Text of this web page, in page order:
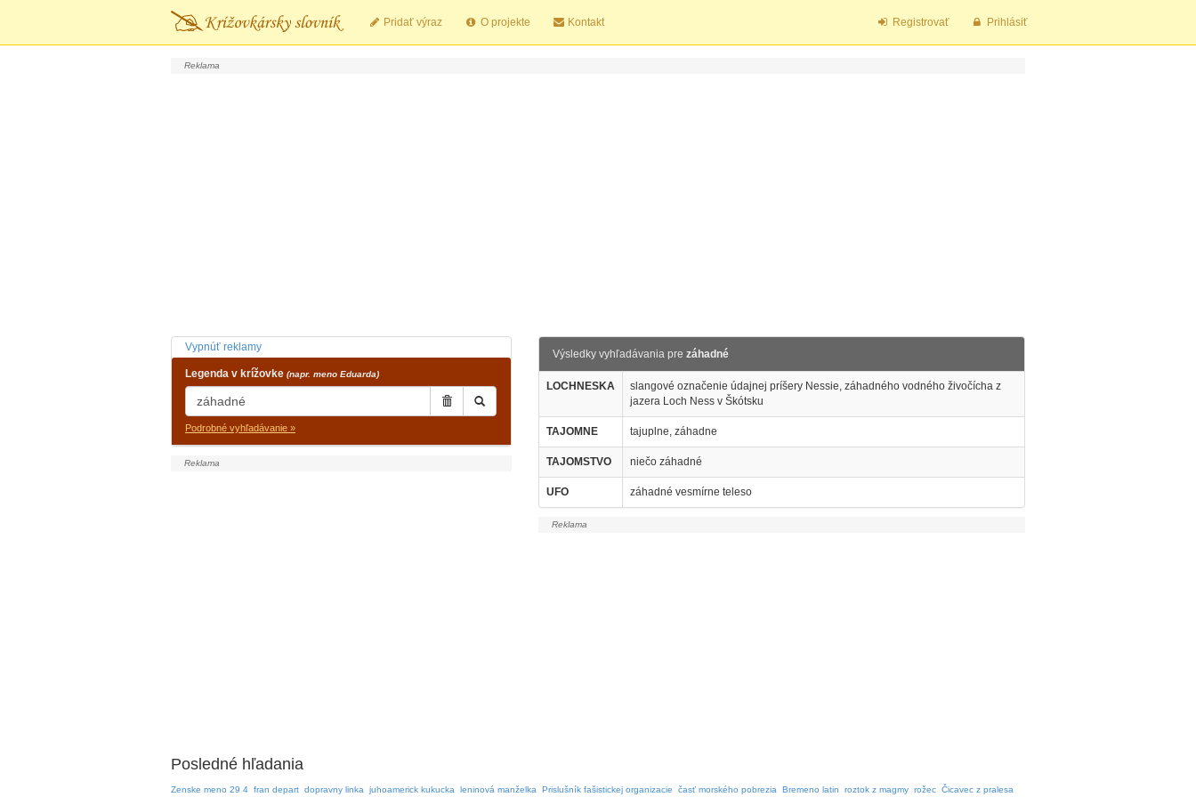
Pridať výraz O projekte Kontakt Registrovať Prihlásiť
Vypnúť reklamy
Legenda v krížovke (napr. meno Eduarda)
Podrobné vyhľadávanie »
Výsledky vyhľadávania pre záhadné
LOCHNESKA
slangové označenie údajnej príšery Nessie, záhadného vodného živočícha z
jazera Loch Ness v Škótsku
TAJOMNE tajuplne, záhadne
TAJOMSTVO niečo záhadné
UFO záhadné vesmírne teleso
Posledné hľadania
Zenske meno 29 4 fran depart dopravny linka juhoamerick kukucka leninová manželka Prislušník fašistickej organizacie časť morského pobrezia Bremeno latin roztok z magmy rožec Čicavec z pralesa